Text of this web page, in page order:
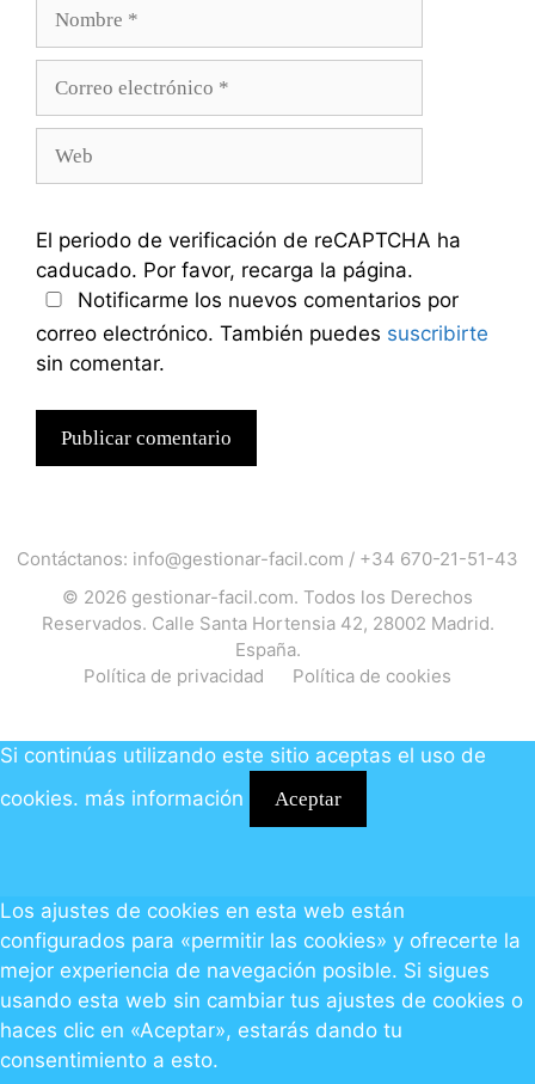
El periodo de verificación de reCAPTCHA ha
caducado. Por favor, recarga la página.
Notificarme los nuevos comentarios por
correo electrónico. También puedes suscribirte
sin comentar.
Contáctanos: info@gestionar-facil.com / +34 670-21-51-43
© 2026 gestionar-facil.com. Todos los Derechos
Reservados. Calle Santa Hortensia 42, 28002 Madrid.
España.
Política de privacidad
Política de cookies
Si continúas utilizando este sitio aceptas el uso de
cookies. más información Aceptar
Los ajustes de cookies en esta web están
configurados para «permitir las cookies» y ofrecerte la
mejor experiencia de navegación posible. Si sigues
usando esta web sin cambiar tus ajustes de cookies o
haces clic en «Aceptar», estarás dando tu
consentimiento a esto.